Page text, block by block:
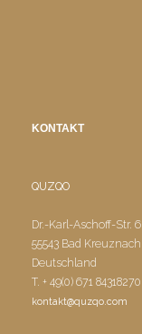
KONTAKT
QUZQO
Dr.-Karl-Aschoff-Str. 6
55543 Bad Kreuznach
Deutschland
T. + 49(0) 671 84318270
kontakt@quzqo.com